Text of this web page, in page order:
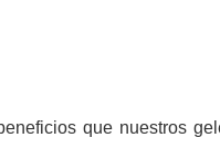
que nuestros